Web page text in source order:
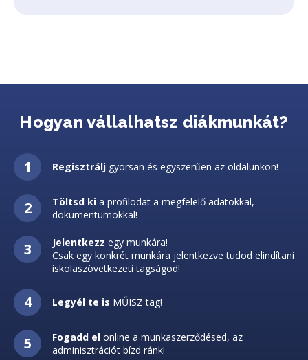
Hogyan vállalhatsz diákmunkát?
Regisztrálj gyorsan és egyszerűen az oldalunkon!
Töltsd ki a profilodat a megfelelő adatokkal,
dokumentumokkal!
Jelentkezz egy munkára!
Csak egy konkrét munkára jelentkezve tudod elindítani
iskolaszövetkezeti tagságod!
Legyél te is MŰISZ tag!
Fogadd el online a munkaszerződésed, az
adminisztrációt bízd ránk!